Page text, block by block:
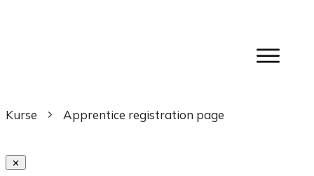
Kurse Apprentice registration page